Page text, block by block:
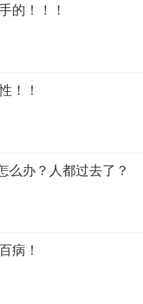
的！！！
！！
么办？人都过去了？
病！